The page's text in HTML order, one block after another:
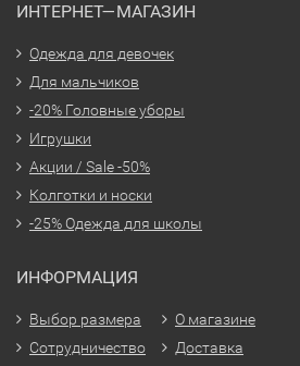
ИНТЕРНЕТ—МАГАЗИН
Одежда для девочек
Для мальчиков
-20% Головные уборы
Игрушки
Акции / Sale -50%
Колготки и носки
-25% Одежда для школы
ИНФОРМАЦИЯ
Выбор размера
Сотрудничество
О магазине
Доставка